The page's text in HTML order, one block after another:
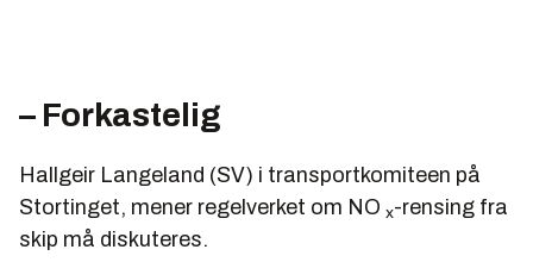
– Forkastelig
Hallgeir Langeland (SV) i transportkomiteen på
Stortinget, mener regelverket om NO x-rensing fra
skip må diskuteres.